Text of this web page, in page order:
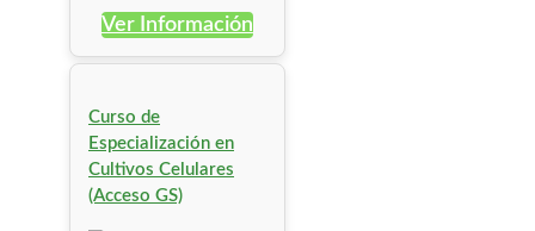
Ver Información
Curso de
Especialización en
Cultivos Celulares
(Acceso GS)